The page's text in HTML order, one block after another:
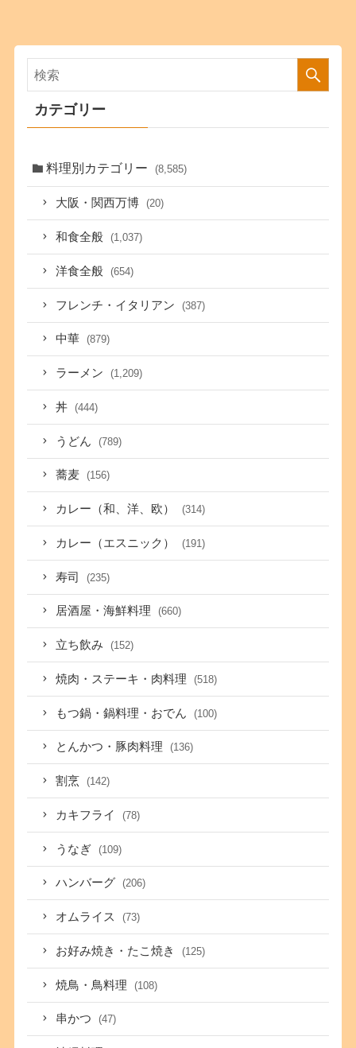
カテゴリー
料理別カテゴリー (8,585)
大阪・関西万博 (20)
和食全般 (1,037)
洋食全般 (654)
フレンチ・イタリアン (387)
中華 (879)
ラーメン (1,209)
丼 (444)
うどん (789)
蕎麦 (156)
カレー（和、洋、欧） (314)
カレー（エスニック） (191)
寿司 (235)
居酒屋・海鮮料理 (660)
立ち飲み (152)
焼肉・ステーキ・肉料理 (518)
もつ鍋・鍋料理・おでん (100)
とんかつ・豚肉料理 (136)
割烹 (142)
カキフライ (78)
うなぎ (109)
ハンバーグ (206)
オムライス (73)
お好み焼き・たこ焼き (125)
焼鳥・鳥料理 (108)
串かつ (47)